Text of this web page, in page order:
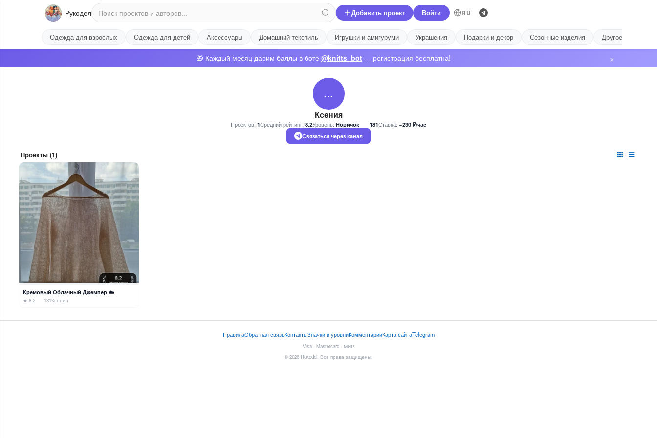
Рукодел Добавить проект Войти RU
Одежда для взрослых Одежда для детей Аксессуары Домашний текстиль Игрушки и амигуруми Украшения Подарки и декор Сезонные изделия Другое
🎁 Каждый месяц дарим баллы в боте @knitts_bot — регистрация бесплатна! ×
…
Ксения
Проектов:1Средний рейтинг:8.2Уровень:Новичок 181Ставка: ~230 ₽/час
Связаться через канал
Проекты (1)
Кремовый Облачный Джемпер ☁️
★ 8.2 181Ксения
ПравилаОбратная связьКонтактыЗначки и уровниКомментарииКарта сайтаTelegram
Visa · Mastercard · МИР
© 2026 Rukodel. Все права защищены.